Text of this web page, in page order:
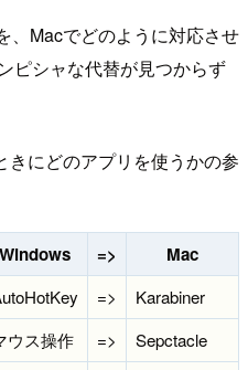
、Macでどのように対応させ
ピシャな代替が見つからず
にどのアプリを使うかの参
Windows => Mac
=>
Karabiner
ウス操作 =>
Sepctacle